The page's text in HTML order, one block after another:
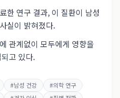
한 연구 결과, 이 질환이 남성
실이 밝혀졌다.
관계없이 모두에게 영향을
고 있다.
#남성 건강 #의학 연구